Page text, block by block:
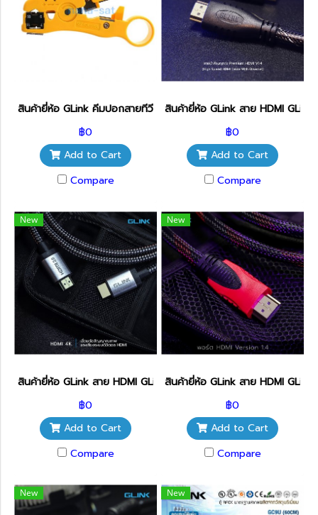
สินค้ายี่ห้อ GLink คีมปอกสายทีวี GLT-101
฿0
Add to Cart
Compare
สินค้ายี่ห้อ GLink สาย HDMI
฿0
Add to Cart
Compare
New
สินค้ายี่ห้อ GLink สาย HDMI GLink GL-201 สายส่งสัญญาณภาพ
฿0
Add to Cart
Compare
New
สินค้ายี่ห้อ GLink สาย HDMI
฿0
Add to Cart
Compare
New New